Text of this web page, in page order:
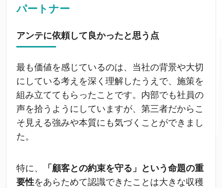
パートナー
アンテに依頼して良かったと思う点
最も価値を感じているのは、当社の背景や大切
にしている考えを深く理解したうえで、施策を
組み立ててもらったことです。内部でも社員の
声を拾うようにしていますが、第三者だからこ
そ見える強みや本質にも気づくことができまし
た。
特に、
「顧客との約束を守る」という命題の重
要性をあらためて認識できたことは大きな収穫